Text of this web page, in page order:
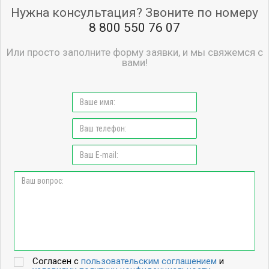
Нужна консультация? Звоните по номеру
8 800 550 76 07
Или просто заполните форму заявки, и мы свяжемся с
вами!
Согласен спользовательским соглашением и